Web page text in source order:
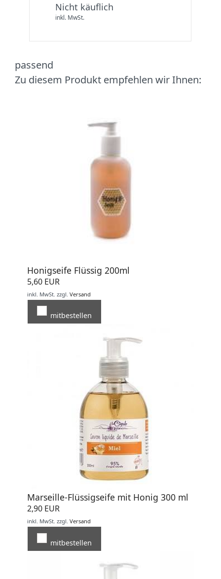
Nicht käuflich
inkl. MwSt.
passend
Zu diesem Produkt empfehlen wir Ihnen:
Honigseife Flüssig 200ml
5,60 EUR
inkl. MwSt. zzgl. Versand
mitbestellen
Marseille-Flüssigseife mit Honig 300 ml
2,90 EUR
inkl. MwSt. zzgl. Versand
mitbestellen